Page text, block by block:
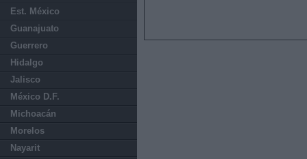
Est. México
Guanajuato
Guerrero
Hidalgo
Jalisco
México D.F.
Michoacán
Morelos
Nayarit